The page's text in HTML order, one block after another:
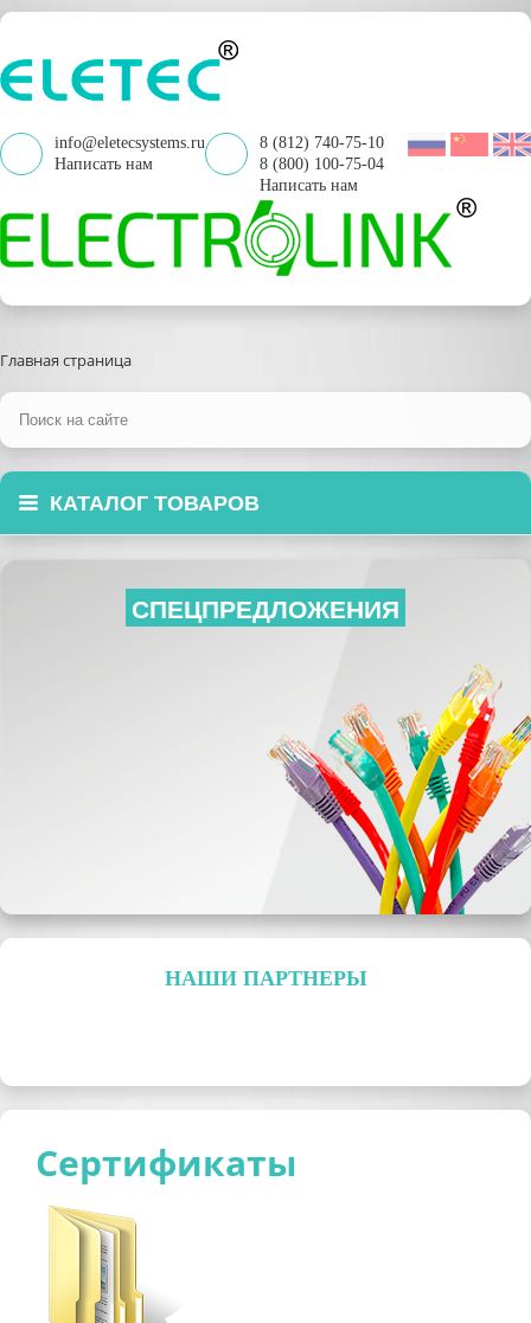
info@eletecsystems.ru
Написать нам
8 (812) 740-75-10
8 (800) 100-75-04
Написать нам
Главная страница
КАТАЛОГ ТОВАРОВ
СПЕЦПРЕДЛОЖЕНИЯ
НАШИ ПАРТНЕРЫ
Сертификаты